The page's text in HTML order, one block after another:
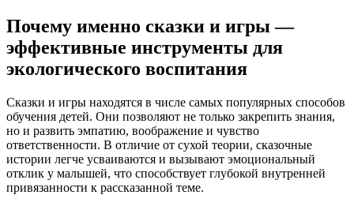
Почему именно сказки и игры —
эффективные инструменты для
экологического воспитания
Сказки и игры находятся в числе самых популярных способов
обучения детей. Они позволяют не только закрепить знания,
но и развить эмпатию, воображение и чувство
ответственности. В отличие от сухой теории, сказочные
истории легче усваиваются и вызывают эмоциональный
отклик у малышей, что способствует глубокой внутренней
привязанности к рассказанной теме.